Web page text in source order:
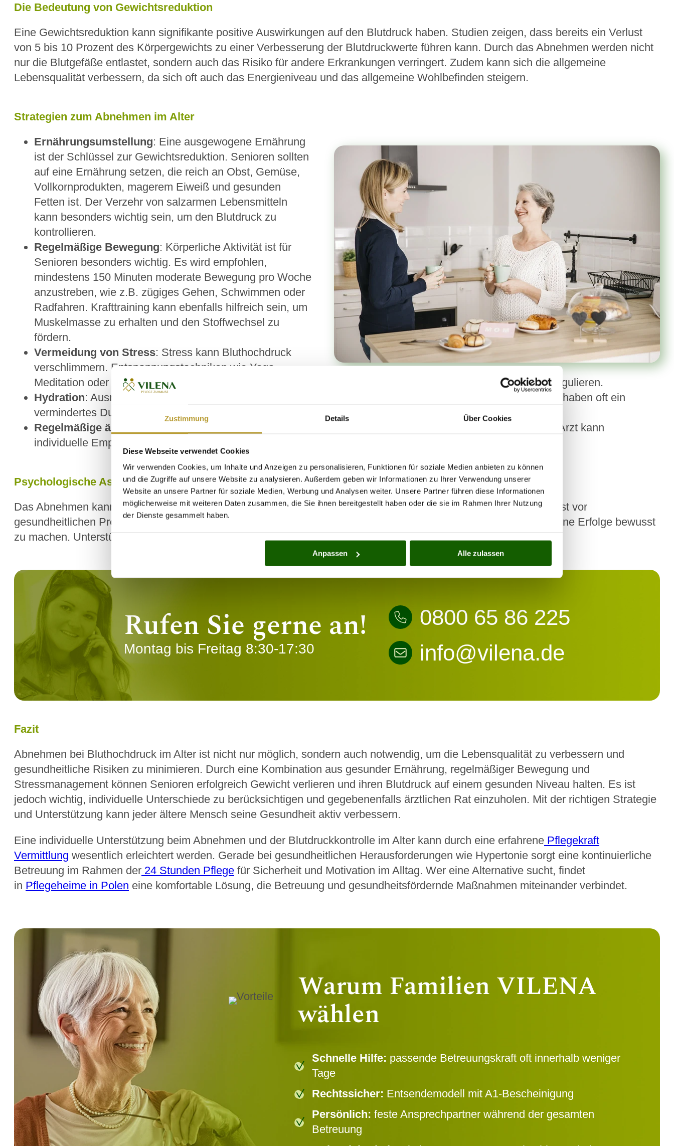
Zustimmung Details Über Cookies
Diese Webseite verwendet Cookies
Wir verwenden Cookies, um Inhalte und Anzeigen zu personalisieren, Funktionen für soziale Medien anbieten zu können
und die Zugriffe auf unsere Website zu analysieren. Außerdem geben wir Informationen zu Ihrer Verwendung unserer
Website an unsere Partner für soziale Medien, Werbung und Analysen weiter. Unsere Partner führen diese Informationen
möglicherweise mit weiteren Daten zusammen, die Sie ihnen bereitgestellt haben oder die sie im Rahmen Ihrer Nutzung
der Dienste gesammelt haben.
Anpassen Alle zulassen
Die Bedeutung von Gewichtsreduktion
Eine Gewichtsreduktion kann signifikante positive Auswirkungen auf den Blutdruck haben. Studien zeigen, dass bereits ein Verlust
von 5 bis 10 Prozent des Körpergewichts zu einer Verbesserung der Blutdruckwerte führen kann. Durch das Abnehmen werden nicht
nur die Blutgefäße entlastet, sondern auch das Risiko für andere Erkrankungen verringert. Zudem kann sich die allgemeine
Lebensqualität verbessern, da sich oft auch das Energieniveau und das allgemeine Wohlbefinden steigern.
Strategien zum Abnehmen im Alter
Ernährungsumstellung: Eine ausgewogene Ernährung
ist der Schlüssel zur Gewichtsreduktion. Senioren sollten
auf eine Ernährung setzen, die reich an Obst, Gemüse,
Vollkornprodukten, magerem Eiweiß und gesunden
Fetten ist. Der Verzehr von salzarmen Lebensmitteln
kann besonders wichtig sein, um den Blutdruck zu
kontrollieren.
Regelmäßige Bewegung: Körperliche Aktivität ist für
Senioren besonders wichtig. Es wird empfohlen,
mindestens 150 Minuten moderate Bewegung pro Woche
anzustreben, wie z.B. zügiges Gehen, Schwimmen oder
Radfahren. Krafttraining kann ebenfalls hilfreich sein, um
Muskelmasse zu erhalten und den Stoffwechsel zu
fördern.
Vermeidung von Stress: Stress kann Bluthochdruck
verschlimmern. Entspannungstechniken wie Yoga,
Meditation oder Atemübungen können helfen, den Stresspegel zu senken und damit auch den Blutdruck zu regulieren.
Hydration: Ausreichend Flüssigkeitszufuhr ist entscheidend, um die Gesundheit zu fördern. Ältere Menschen haben oft ein
vermindertes Durstgefühl, daher ist es wichtig, regelmäßig Wasser oder ungesüßte Tees zu trinken.
Regelmäßige ärztliche Kontrollen
: Senioren sollten ihre Blutdruckwerte regelmäßig überprüfen lassen. Ein Arzt kann
individuelle Empfehlungen geben und gegebenenfalls Medikamente anpassen, wenn dies nötig ist.
Psychologische Aspekte des Abnehmens
Das Abnehmen kann im Alter auch psychologisch herausfordernd sein. Veränderungen im Körperbild und die Angst vor
gesundheitlichen Problemen können zu Frustration führen. Es ist wichtig, realistische Ziele zu setzen und sich kleine Erfolge bewusst
zu machen. Unterstützung durch Familie, Freunde oder Selbsthilfegruppen kann ebenfalls motivierend wirken.
Rufen Sie gerne an!
Montag bis Freitag 8:30-17:30
0800 65 86 225
info@vilena.de
Fazit
Abnehmen bei Bluthochdruck im Alter ist nicht nur möglich, sondern auch notwendig, um die Lebensqualität zu verbessern und
gesundheitliche Risiken zu minimieren. Durch eine Kombination aus gesunder Ernährung, regelmäßiger Bewegung und
Stressmanagement können Senioren erfolgreich Gewicht verlieren und ihren Blutdruck auf einem gesunden Niveau halten. Es ist
jedoch wichtig, individuelle Unterschiede zu berücksichtigen und gegebenenfalls ärztlichen Rat einzuholen. Mit der richtigen Strategie
und Unterstützung kann jeder ältere Mensch seine Gesundheit aktiv verbessern.
Eine individuelle Unterstützung beim Abnehmen und der Blutdruckkontrolle im Alter kann durch eine erfahrene Pflegekraft
Vermittlung wesentlich erleichtert werden. Gerade bei gesundheitlichen Herausforderungen wie Hypertonie sorgt eine kontinuierliche
Betreuung im Rahmen der 24 Stunden Pflege für Sicherheit und Motivation im Alltag. Wer eine Alternative sucht, findet
in Pflegeheime in Polen eine komfortable Lösung, die Betreuung und gesundheitsfördernde Maßnahmen miteinander verbindet.
Warum Familien VILENA
wählen
Schnelle Hilfe: passende Betreuungskraft oft innerhalb weniger
Tage
Rechtssicher: Entsendemodell mit A1-Bescheinigung
Persönlich: feste Ansprechpartner während der gesamten
Betreuung